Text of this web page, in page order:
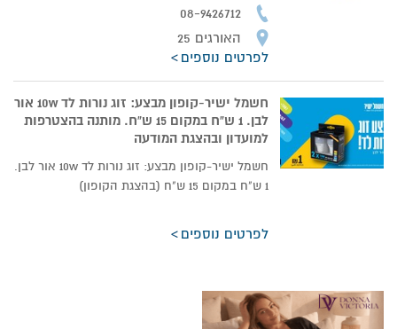
08-9426712
האורגים 25
לפרטים נוספים
חשמל ישיר-קופון מבצע: זוג נורות לד 10w אור
לבן. 1 ש”ח במקום 15 ש”ח. מותנה בהצטרפות
למועדון ובהצגת המודעה
חשמל ישיר-קופון מבצע: זוג נורות לד 10w אור לבן.
1 ש"ח במקום 15 ש"ח (בהצגת הקופון)
לפרטים נוספים